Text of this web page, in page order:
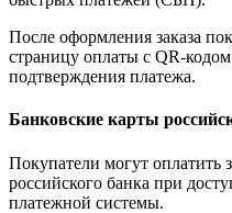
После оформления заказа
страницу оплаты с QR-
подтверждения платежа.
Банковские карты
Покупатели могут оплатить
российского банка при
платежной системы.